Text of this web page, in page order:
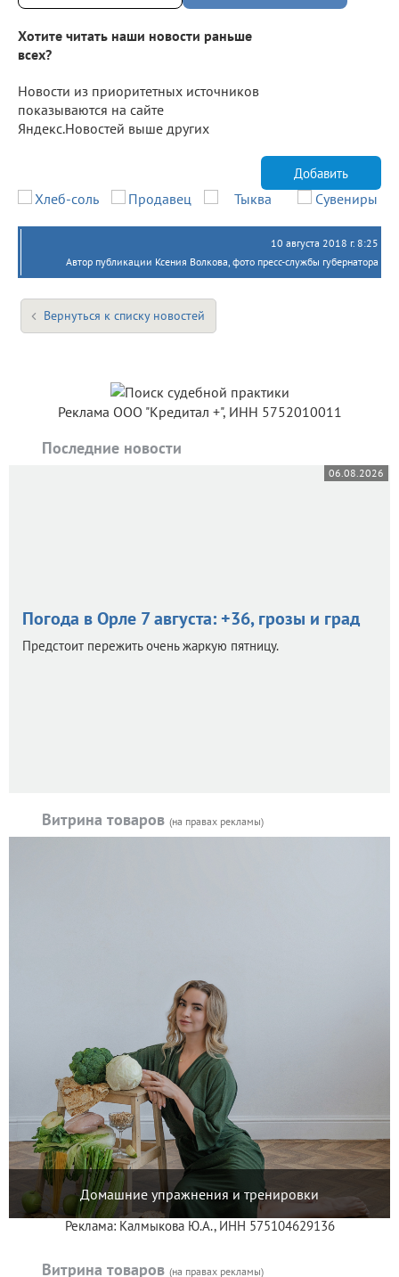
Хотите читать наши новости раньше
всех?
Новости из приоритетных источников
показываются на сайте
Яндекс.Новостей выше других
Добавить
10 августа 2018 г. 8:25
Автор публикации Ксения Волкова, фото пресс-службы губернатора
Вернуться к списку новостей
Реклама ООО "Кредитал +", ИНН 5752010011
Последние новости
06.08.2026
Погода в Орле 7 августа: +36, грозы и град
Предстоит пережить очень жаркую пятницу.
Витрина товаров (на правах рекламы)
Домашние упражнения и тренировки
Реклама: Калмыкова Ю.А., ИНН 575104629136
Витрина товаров (на правах рекламы)